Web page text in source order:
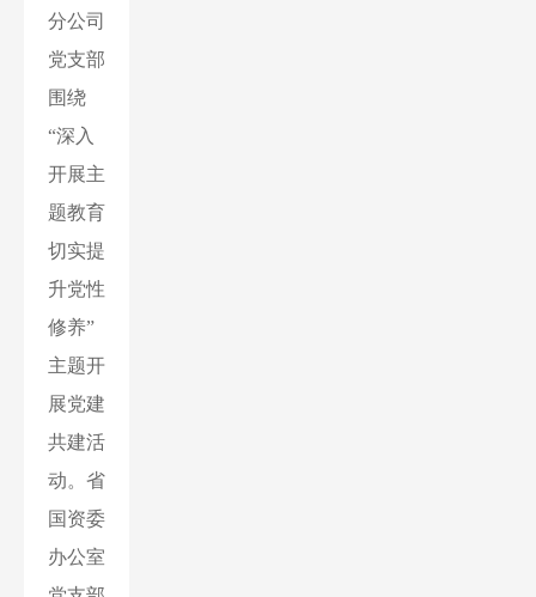
分公司
党支部
围绕
“深入
开展主
题教育
切实提
升党性
修养”
主题开
展党建
共建活
动。省
国资委
办公室